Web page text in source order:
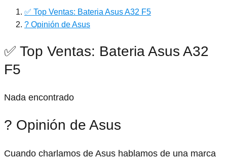
✅ Top Ventas: Bateria Asus A32 F5
? Opinión de Asus
✅ Top Ventas: Bateria Asus A32
F5
Nada encontrado
? Opinión de Asus
Cuando charlamos de Asus hablamos de una marca